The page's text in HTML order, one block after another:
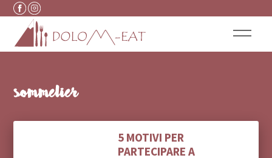
Vai al contenuto
sommelier
5 MOTIVI PER
PARTECIPARE A